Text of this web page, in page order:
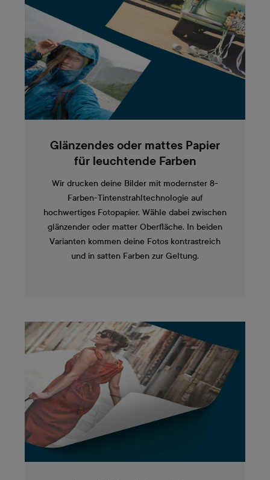
Glänzendes oder mattes Papier
für leuchtende Farben
Wir drucken deine Bilder mit modernster 8-
Farben-Tintenstrahltechnologie auf
hochwertiges Fotopapier. Wähle dabei zwischen
glänzender oder matter Oberfläche. In beiden
Varianten kommen deine Fotos kontrastreich
und in satten Farben zur Geltung.